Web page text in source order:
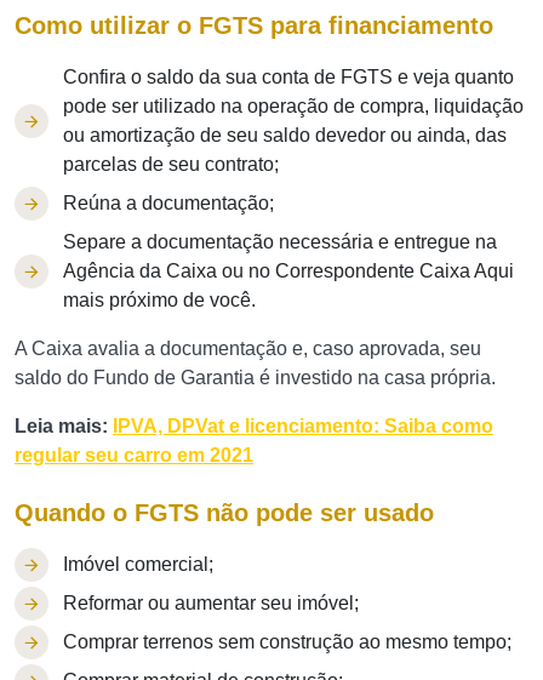
Como utilizar o FGTS para financiamento
Confira o saldo da sua conta de FGTS e veja quanto
pode ser utilizado na operação de compra, liquidação
ou amortização de seu saldo devedor ou ainda, das
parcelas de seu contrato;
Reúna a documentação;
Separe a documentação nece​ssária e entregue na
Agência da Caixa ou no Correspondente Caixa Aqui
mais próximo de você.
A Caixa avalia a documentação e, caso aprovada, seu
saldo do Fundo de Garantia é investido na casa própria.
Leia mais:
IPVA, DPVat e licenciamento: Saiba como
regular seu carro em 2021
Quando o FGTS não pode ser usado
Imóvel comercial;
Reformar ou aumentar seu imóvel;
Comprar terrenos sem construção ao mesmo tempo;